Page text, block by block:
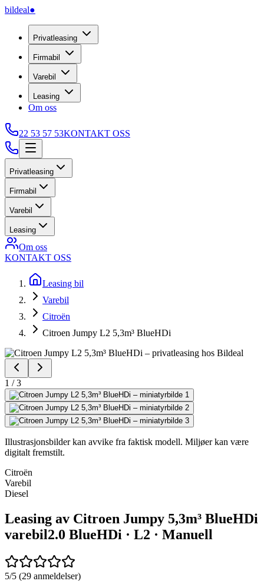
bildeal●
Privatleasing
Firmabil
Varebil
Leasing
Om oss
22 53 57 53KONTAKT OSS
Privatleasing
Firmabil
Varebil
Leasing
Om oss
KONTAKT OSS
Leasing bil
Varebil
Citroën
Citroen Jumpy L2 5,3m³ BlueHDi
1 /3
Illustrasjonsbilder kan avvike fra faktisk modell. Miljøer kan være
digitalt fremstilt.
Citroën
Varebil
Diesel
Leasing av Citroen Jumpy 5,3m³ BlueHDi
varebil2.0 BlueHDi · L2 · Manuell
5/5 (29 anmeldelser)